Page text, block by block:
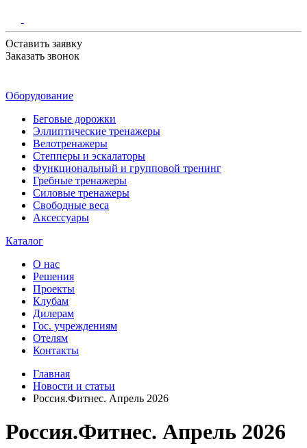
Оставить заявку
Заказать звонок
Оборудование
Беговые дорожки
Эллиптические тренажеры
Велотренажеры
Степперы и эскалаторы
Функциональный и групповой тренинг
Гребные тренажеры
Силовые тренажеры
Свободные веса
Аксессуары
Каталог
О нас
Решения
Проекты
Клубам
Дилерам
Гос. учреждениям
Отелям
Контакты
Главная
Новости и статьи
Россия.Фитнес. Апрель 2026
Россия.Фитнес. Апрель 2026